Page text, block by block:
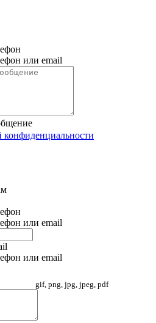
или email
конфиденциальности
или email
или email
gif, png, jpg, jpeg, pdf